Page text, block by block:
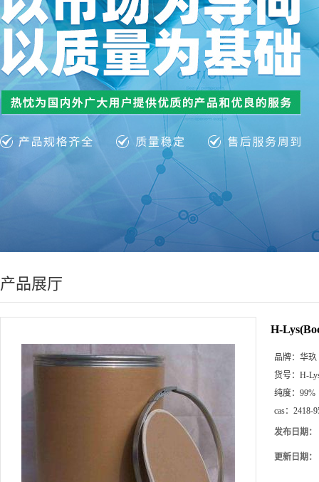
产品展厅
H-
品牌： 华玖
货号： H-
纯度： 99%
cas： 2418-
发布日期：
更新日期：